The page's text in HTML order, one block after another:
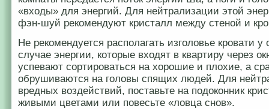
«входы» для энергий. Для нейтрализации этой
фэн-шуй рекомендуют кристалл между стеной и
Не рекомендуется располагать изголовье кровати у
случае энергии, которые входят в квартиру через
успевают сортироваться на хорошие и плохие, а
обрушиваются на головы спящих людей. Для
вредных воздействий, поставьте на подоконник
живыми цветами или повесьте «ловца снов».